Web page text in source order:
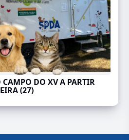
DO XV A PARTIR
(27)